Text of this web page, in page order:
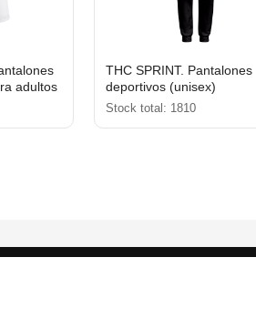
adultos
THC SPRINT. Pantalones
deportivos (unisex)
Stock total: 1810